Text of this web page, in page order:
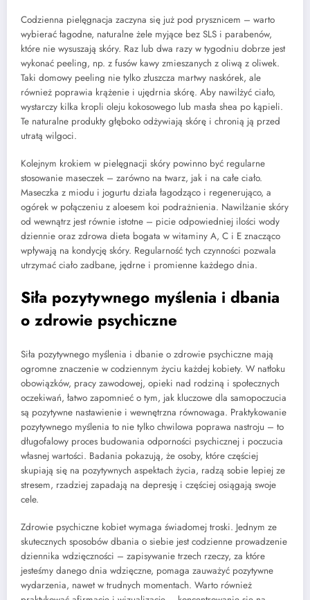
Codzienna pielęgnacja zaczyna się już pod prysznicem – warto
wybierać łagodne, naturalne żele myjące bez SLS i parabenów,
które nie wysuszają skóry. Raz lub dwa razy w tygodniu dobrze jest
wykonać peeling, np. z fusów kawy zmieszanych z oliwą z oliwek.
Taki domowy peeling nie tylko złuszcza martwy naskórek, ale
również poprawia krążenie i ujędrnia skórę. Aby nawilżyć ciało,
wystarczy kilka kropli oleju kokosowego lub masła shea po kąpieli.
Te naturalne produkty głęboko odżywiają skórę i chronią ją przed
utratą wilgoci.
Kolejnym krokiem w pielęgnacji skóry powinno być regularne
stosowanie maseczek – zarówno na twarz, jak i na całe ciało.
Maseczka z miodu i jogurtu działa łagodząco i regenerująco, a
ogórek w połączeniu z aloesem koi podrażnienia. Nawilżanie skóry
od wewnątrz jest równie istotne – picie odpowiedniej ilości wody
dziennie oraz zdrowa dieta bogata w witaminy A, C i E znacząco
wpływają na kondycję skóry. Regularność tych czynności pozwala
utrzymać ciało zadbane, jędrne i promienne każdego dnia.
Siła pozytywnego myślenia i dbania
o zdrowie psychiczne
Siła pozytywnego myślenia i dbanie o zdrowie psychiczne mają
ogromne znaczenie w codziennym życiu każdej kobiety. W natłoku
obowiązków, pracy zawodowej, opieki nad rodziną i społecznych
oczekiwań, łatwo zapomnieć o tym, jak kluczowe dla samopoczucia
są pozytywne nastawienie i wewnętrzna równowaga. Praktykowanie
pozytywnego myślenia to nie tylko chwilowa poprawa nastroju – to
długofalowy proces budowania odporności psychicznej i poczucia
własnej wartości. Badania pokazują, że osoby, które częściej
skupiają się na pozytywnych aspektach życia, radzą sobie lepiej ze
stresem, rzadziej zapadają na depresję i częściej osiągają swoje
cele.
Zdrowie psychiczne kobiet wymaga świadomej troski. Jednym ze
skutecznych sposobów dbania o siebie jest codzienne prowadzenie
dziennika wdzięczności – zapisywanie trzech rzeczy, za które
jesteśmy danego dnia wdzięczne, pomaga zauważyć pozytywne
wydarzenia, nawet w trudnych momentach. Warto również